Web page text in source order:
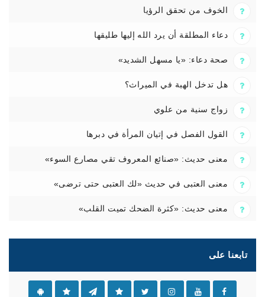
الخوف من تحقق الرؤيا
دعاء المطلقة أن يرد الله إليها طليقها
صحة دعاء: «يا مسهل الشديد»
هل تدخل الهبة في الميراث؟
زواج سنية من علوي
القول الفصل في إتيان المرأة في دبرها
معنى حديث: «صنائع المعروف تقي مصارع السوء»
معنى العتبى في حديث «لك العتبى حتى ترضى»
معنى حديث: «كثرة الضحك تميت القلب»
تابعنا على